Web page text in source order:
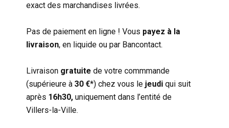
exact des marchandises livrées.
Pas de paiement en ligne ! Vous payez à la
livraison, en liquide ou par Bancontact.
Livraison gratuite de votre commmande
(supérieure à 30 €*) chez vous le jeudi qui suit
après 16h30, uniquement dans l’entité de
Villers-la-Ville.